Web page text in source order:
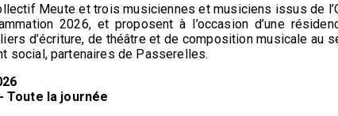
Meute et trois musiciennes et musiciens issus de
2026, et proposent à l’occasion d’une
d’écriture, de théâtre et de composition musicale au
social, partenaires de Passerelles.
Toute la journée